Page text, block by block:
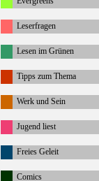
Leserfragen
Lesen im Grünen
Tipps zum Thema
Werk und Sein
Jugend liest
Freies Geleit
Comics